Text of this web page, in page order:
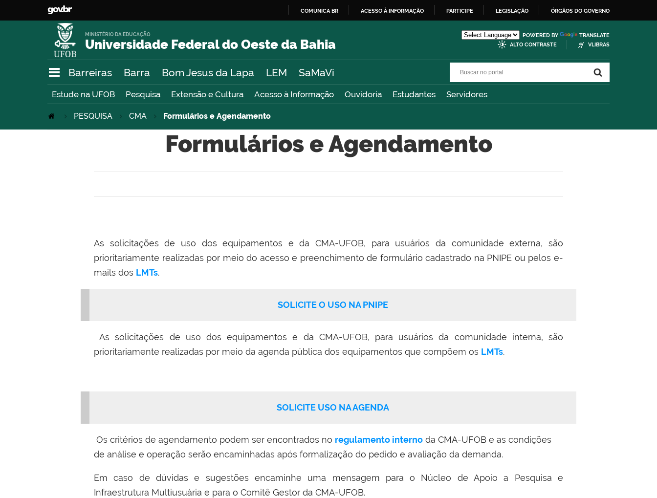
O
COMUNICA BR ACESSO À INFORMAÇÃO PARTICIPE LEGISLAÇÃO ÓRGÃOS DO GOVERNO
Universidade Federal do Oeste da Bahia
MINISTÉRIO DA EDUCAÇÃO POWERED BY
TRANSLATE
ALTO CONTRASTE
VLIBRAS
Barreiras Barra Bom Jesus da Lapa LEM SaMaVi
Estude na UFOB Pesquisa Extensão e Cultura Acesso à Informação Ouvidoria Estudantes Servidores
PESQUISA CMA Formulários e Agendamento
Formulários e Agendamento
As solicitações de uso dos equipamentos e da CMA-UFOB, para usuários da comunidade externa, são
prioritariamente realizadas por meio do acesso e preenchimento de formulário cadastrado na PNIPE ou pelos e-
mails dos LMTs.
SOLICITE O USO NA PNIPE
As solicitações de uso dos equipamentos e da CMA-UFOB, para usuários da comunidade interna, são
prioritariamente realizadas por meio da agenda pública dos equipamentos que compõem os LMTs.
SOLICITE USO NA AGENDA
Os critérios de agendamento podem ser encontrados no regulamento interno da CMA-UFOB e as condições
de análise e operação serão encaminhadas após formalização do pedido e avaliação da demanda.
Em caso de dúvidas e sugestões encaminhe uma mensagem para o Núcleo de Apoio a Pesquisa e
Infraestrutura Multiusuária e para o Comitê Gestor da CMA-UFOB.